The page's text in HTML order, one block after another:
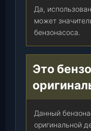
Да,
может
бензонасоса.
Это
Данный
оригинальной